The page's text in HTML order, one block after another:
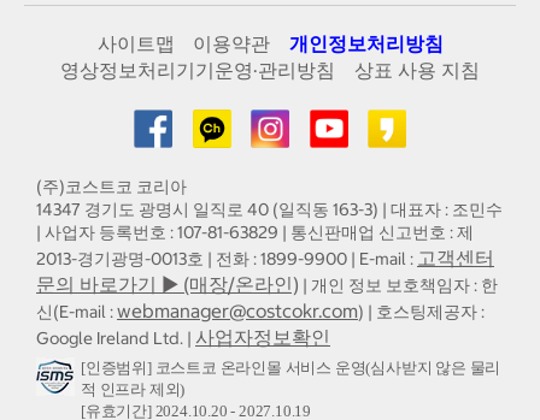
사이트맵 이용약관
개인정보처리방침
영상정보처리기기운영·관리방침
상표 사용 지침
(주)코스트코 코리아
14347 경기도 광명시 일직로 40 (일직동 163-3) | 대표자 : 조민수
| 사업자 등록번호 : 107-81-63829 | 통신판매업 신고번호 : 제
2013-경기광명-0013호 | 전화 : 1899-9900 | E-mail : 고객센터
문의 바로가기 ▶ (매장/온라인) | 개인 정보 보호책임자 : 한
신(E-mail :webmanager@costcokr.com) | 호스팅제공자 :
Google Ireland Ltd. | 사업자정보확인
[인증범위] 코스트코 온라인몰 서비스 운영(심사받지 않은 물리
적 인프라 제외)
[유효기간] 2024.10.20 - 2027.10.19